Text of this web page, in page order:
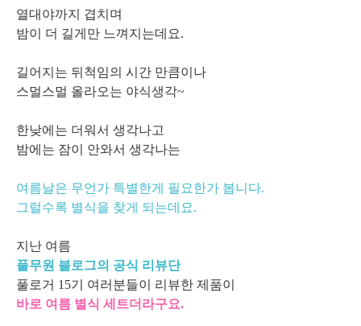
열대야까지 겹치며
밤이 더 길게만 느껴지는데요.
길어지는 뒤척임의 시간 만큼이나
스멀스멀 올라오는 야식생각~
한낮에는 더워서 생각나고
밤에는 잠이 안와서 생각나는
여름날은 무언가 특별한게 필요한가 봅니다.
그럴수록 별식을 찾게 되는데요.
지난 여름
풀무원 블로그의 공식 리뷰단
풀로거 15기 여러분들이 리뷰한 제품이
바로 여름 별식 세트더라구요.